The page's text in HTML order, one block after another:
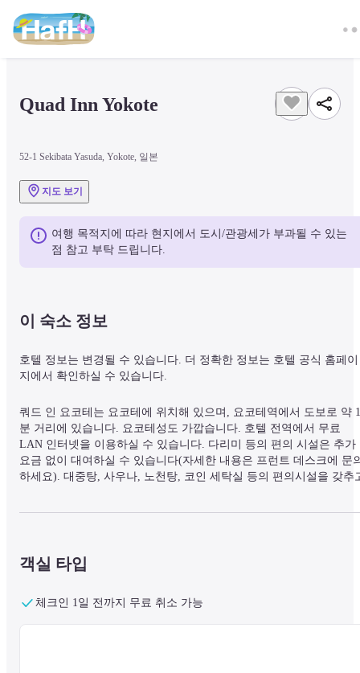
Quad Inn Yokote
52-1 Sekibata Yasuda, Yokote, 일본
지도 보기
여행 목적지에 따라 현지에서 도시/관광세가 부과될 수 있는
점 참고 부탁 드립니다.
이 숙소 정보
호텔 정보는 변경될 수 있습니다. 더 정확한 정보는 호텔 공식 홈페이
지에서 확인하실 수 있습니다.
쿼드 인 요코테는 요코테에 위치해 있으며, 요코테역에서 도보로 약
분 거리에 있습니다. 요코테성도 가깝습니다. 호텔 전역에서 무료
LAN 인터넷을 이용하실 수 있습니다. 다리미 등의 편의 시설은 추가
요금 없이 대여하실 수 있습니다(자세한 내용은 프런트 데스크에 문
하세요). 대중탕, 사우나, 노천탕, 코인 세탁실 등의 편의시설을 갖추
객실 타입
체크인 1일 전까지 무료 취소 가능